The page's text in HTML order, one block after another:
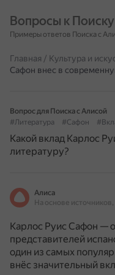
Вопросы к Поиску
Примеры ответов Поиска с
Главная / Культура и
Сафон внес в
Вопрос для Поиска с Алисой
#Литература
#Сафон
Какой вклад Карлос
литературу?
Алиса
Карлос Руис Сафон —
представителей
один из самых
внёс значительный